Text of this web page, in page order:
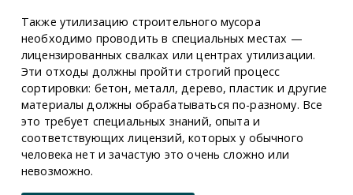
Также утилизацию строительного мусора
необходимо проводить в специальных местах —
лицензированных свалках или центрах утилизации.
Эти отходы должны пройти строгий процесс
сортировки: бетон, металл, дерево, пластик и другие
материалы должны обрабатываться по-разному. Все
это требует специальных знаний, опыта и
соответствующих лицензий, которых у обычного
человека нет и зачастую это очень сложно или
невозможно.